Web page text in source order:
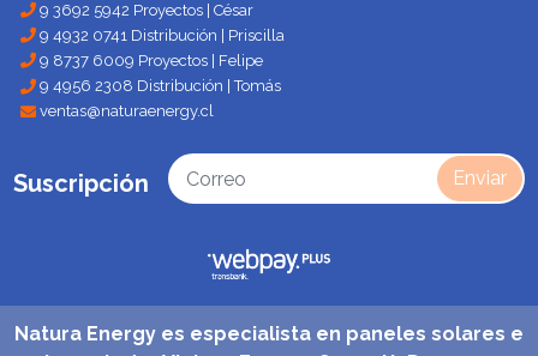
9 3692 5942 Proyectos | César
9 4932 0741 Distribución | Priscilla
9 8737 6009 Proyectos | Felipe
9 4956 2308 Distribución | Tomás
ventas@naturaenergy.cl
Suscripción Enviar
Natura Energy es especialista en paneles solares e